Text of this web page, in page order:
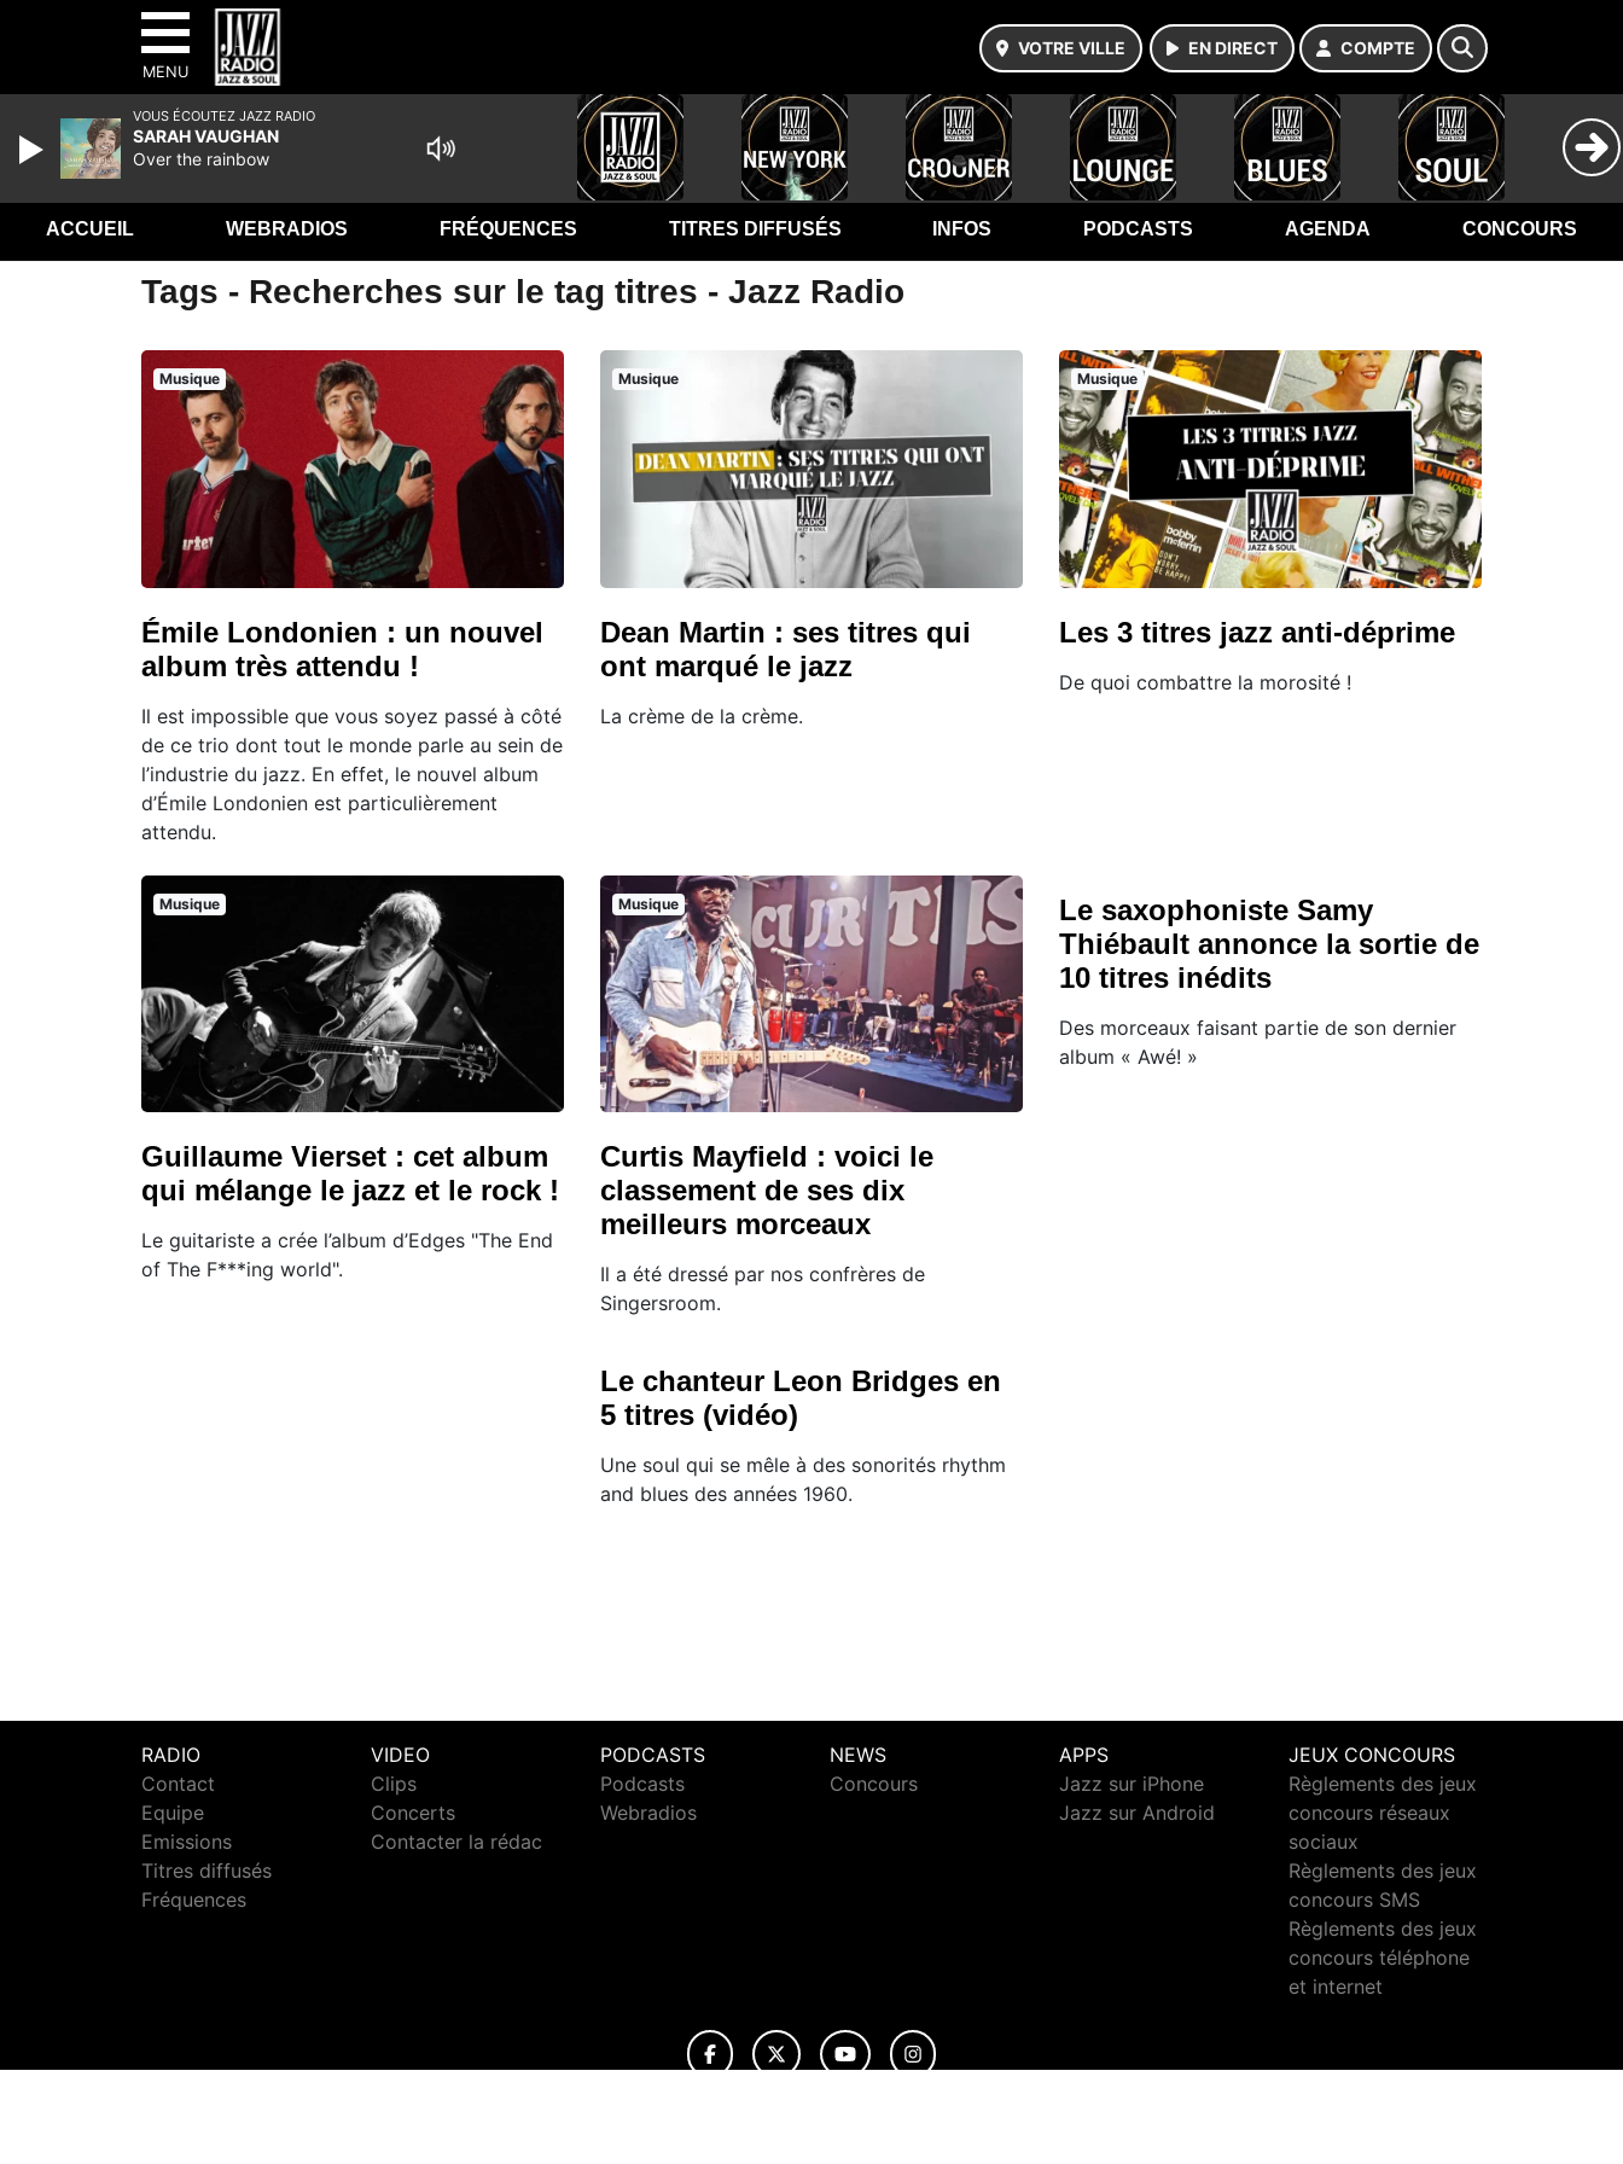
MENU
VOTRE VILLE EN DIRECT COMPTE
ACCUEIL WEBRADIOS FRÉQUENCES TITRES DIFFUSÉS INFOS PODCASTS AGENDA CONCOURS
Tags - Recherches sur le tag titres - Jazz Radio
Musique
Émile Londonien : un nouvel
album très attendu !
Il est impossible que vous soyez passé à côté
de ce trio dont tout le monde parle au sein de
l’industrie du jazz. En effet, le nouvel album
d’Émile Londonien est particulièrement
attendu.
Musique
Dean Martin : ses titres qui
ont marqué le jazz
La crème de la crème.
Musique
Les 3 titres jazz anti-déprime
De quoi combattre la morosité !
Musique
Guillaume Vierset : cet album
qui mélange le jazz et le rock !
Le guitariste a crée l’album d’Edges "The End
of The F***ing world".
Musique
Curtis Mayfield : voici le
classement de ses dix
meilleurs morceaux
Il a été dressé par nos confrères de
Singersroom.
Le saxophoniste Samy
Thiébault annonce la sortie de
10 titres inédits
Des morceaux faisant partie de son dernier
album « Awé! »
Le chanteur Leon Bridges en
5 titres (vidéo)
Une soul qui se mêle à des sonorités rhythm
and blues des années 1960.
RADIO
Contact
Equipe
Emissions
Titres diffusés
Fréquences
VIDEO
Clips
Concerts
Contacter la rédac
PODCASTS
Podcasts
Webradios
NEWS
Concours
APPS
Jazz sur iPhone
Jazz sur Android
JEUX CONCOURS
Règlements des jeux
concours réseaux
sociaux
Règlements des jeux
concours SMS
Règlements des jeux
concours téléphone
et internet
VOUS ÉCOUTEZ JAZZ RADIO
SARAH VAUGHAN
Over the rainbow